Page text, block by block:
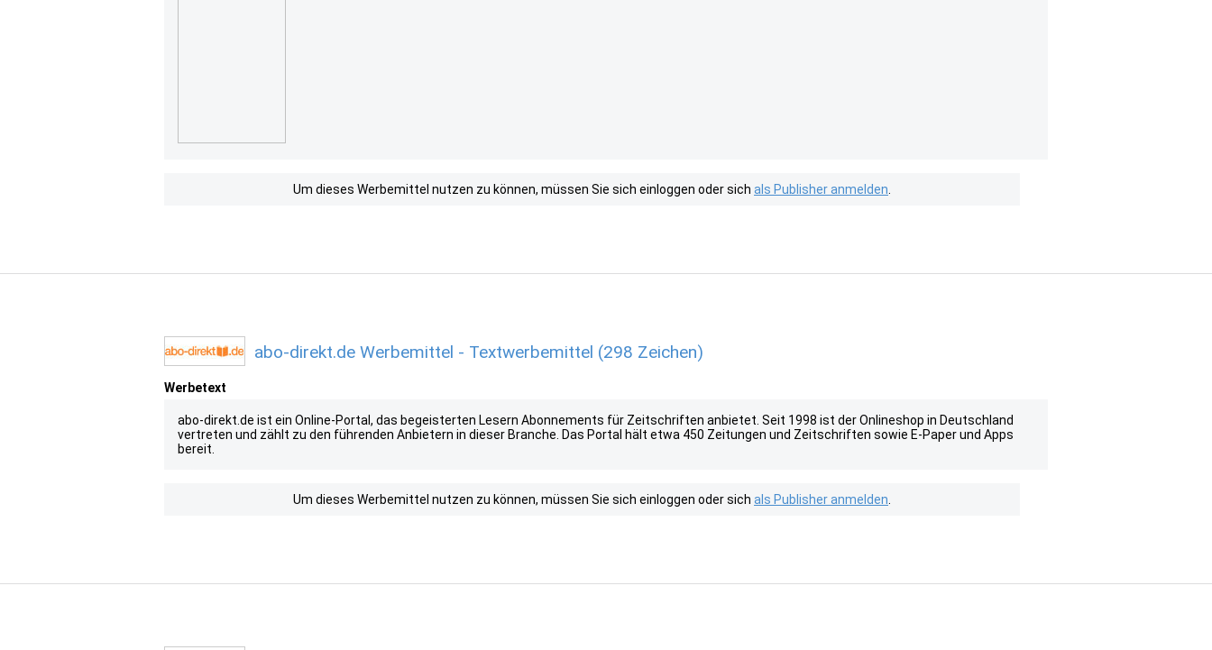
Um dieses Werbemittel nutzen zu können, müssen Sie sich einloggen oder sich als Publisher anmelden
abo-direkt.de Werbemittel - Textwerbemittel (298 Zeichen)
Werbetext
abo-direkt.de ist ein Online-Portal, das begeisterten Lesern Abonnements für Zeitschriften anbietet. Seit 1998 ist der Onlineshop in Deutschland
vertreten und zählt zu den führenden Anbietern in dieser Branche. Das Portal hält etwa 450 Zeitungen und Zeitschriften sowie E-Paper und Apps
bereit.
Um dieses Werbemittel nutzen zu können, müssen Sie sich einloggen oder sich als Publisher anmelden